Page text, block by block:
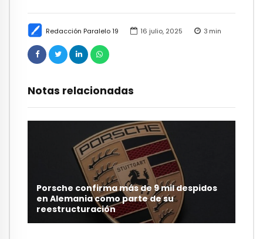
Redacción Paralelo 19 16 julio, 2025 3 min
Notas relacionadas
Porsche confirma más de 9 mil despidos
en Alemania como parte de su
reestructuración